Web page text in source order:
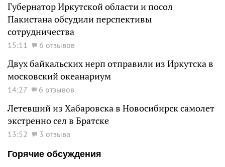
Губернатор Иркутской области и посол
Пакистана обсудили перспективы
сотрудничества
15:11 6 отзывов
Двух байкальских нерп отправили из Иркутска в
московский океанариум
14:27 6 отзывов
Летевший из Хабаровска в Новосибирск самолет
экстренно сел в Братске
13:52
3 отзыва
Горячие обсуждения